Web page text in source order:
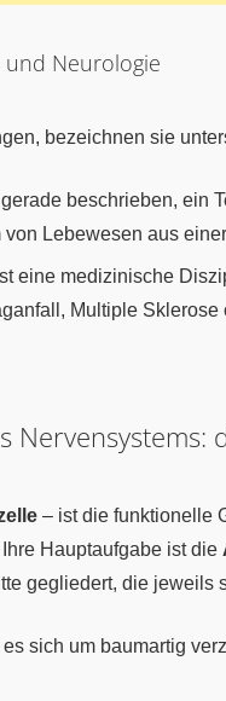
Neurologie
bezeichnen sie
beschrieben, ein
von Lebewesen aus
eine medizinische
Multiple
Nervensystems:
– ist die funktionelle
Hauptaufgabe ist die
gegliedert, die jeweils
sich um baumartig